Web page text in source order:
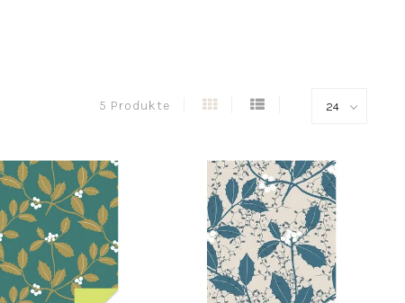
5 Produkte